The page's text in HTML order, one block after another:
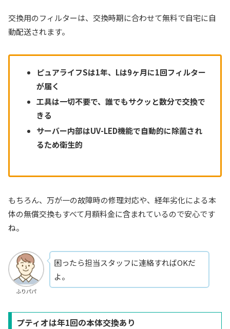
交換用のフィルターは、交換時期に合わせて無料で自宅に自
動配送されます。
ピュアライフSは1年、Lは9ヶ月に1回フィルター
が届く
工具は一切不要で、誰でもサクッと数分で交換で
きる
サーバー内部はUV-LED機能で自動的に除菌され
るため衛生的
もちろん、万が一の故障時の修理対応や、経年劣化による本
体の無償交換もすべて月額料金に含まれているので安心です
ね。
ふりパパ
困ったら担当スタッフに連絡すればOKだ
よ。
プティオは年1回の本体交換あり